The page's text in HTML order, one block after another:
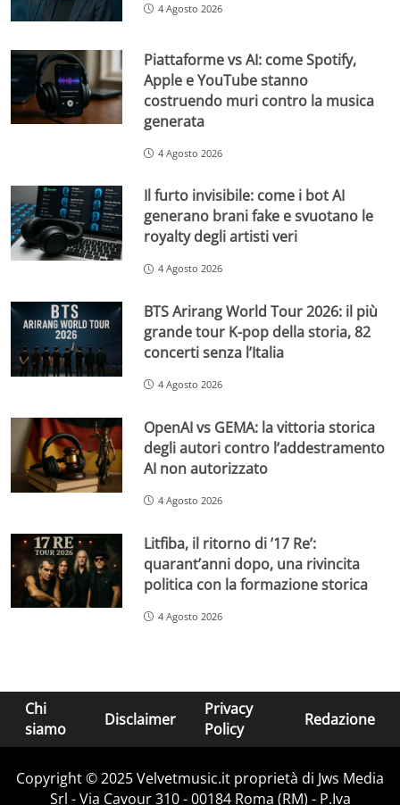
4 Agosto 2026
Piattaforme vs AI: come Spotify,
Apple e YouTube stanno
costruendo muri contro la musica
generata
4 Agosto 2026
Il furto invisibile: come i bot AI
generano brani fake e svuotano le
royalty degli artisti veri
4 Agosto 2026
BTS Arirang World Tour 2026: il più
grande tour K-pop della storia, 82
concerti senza l’Italia
4 Agosto 2026
OpenAI vs GEMA: la vittoria storica
degli autori contro l’addestramento
AI non autorizzato
4 Agosto 2026
Litfiba, il ritorno di ’17 Re’:
quarant’anni dopo, una rivincita
politica con la formazione storica
4 Agosto 2026
Chi
siamo
Disclaimer
Privacy
Policy
Redazione
Copyright © 2025 Velvetmusic.it proprietà di Jws Media
Srl - Via Cavour 310 - 00184 Roma (RM) - P.Iva